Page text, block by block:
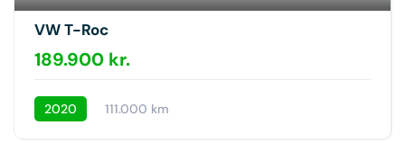
VW T-Roc
189.900 kr.
2020 111.000 km